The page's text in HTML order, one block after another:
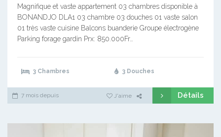
Magnifique et vaste appartement 03 chambres disponible à
BONANDJO DLA1 03 chambre 03 douches 01 vaste salon
01 très vaste cuisine Balcons buanderie Groupe électrogène
Parking forage gardin Prx: 850.000Fr…
3 Chambres 3 Douches
7 mois depuis J'aime Détails